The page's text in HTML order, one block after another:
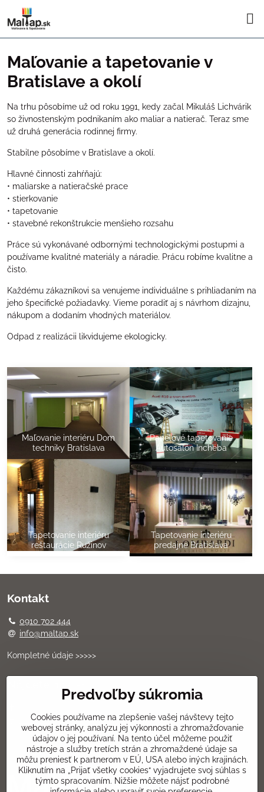
Maľovanie a tapetovanie v
Bratislave a okolí
Na trhu pôsobíme už od roku 1991, kedy začal Mikuláš Lichvárik
so živnostenským podnikaním ako maliar a natierač. Teraz sme
už druhá generácia rodinnej firmy.
Stabilne pôsobíme v Bratislave a okolí.
Hlavné činnosti zahŕňajú:
• maliarske a natieračské prace
• stierkovanie
• tapetovanie
• stavebné rekonštrukcie menšieho rozsahu
Práce sú vykonávané odbornými technologickými postupmi a
používame kvalitné materiály a náradie. Prácu robíme kvalitne a
čisto.
Každému zákazníkovi sa venujeme individuálne s prihliadaním na
jeho špecifické požiadavky. Vieme poradiť aj s návrhom dizajnu,
nákupom a dodaním vhodných materiálov.
Odpad z realizácii likvidujeme ekologicky.
Maľovanie interiéru Dom
techniky Bratislava
Panelové tapetovanie
Autosalón Incheba
Tapetovanie interiéru
reštaurácie Ružinov
Tapetovanie interiéru
predajne Bratislava
Kontakt
0910 702 444
info@maltap.sk
Kompletné údaje >>>>>
YouTube
Predvoľby súkromia
Cookies používame na zlepšenie vašej návštevy tejto
webovej stránky, analýzu jej výkonnosti a zhromažďovanie
údajov o jej používaní. Na tento účel môžeme použiť
nástroje a služby tretích strán a zhromaždené údaje sa
môžu preniesť k partnerom v EÚ, USA alebo iných krajinách.
Kliknutím na „Prijať všetky cookies“ vyjadrujete svoj súhlas s
týmto spracovaním. Nižšie môžete nájsť podrobné